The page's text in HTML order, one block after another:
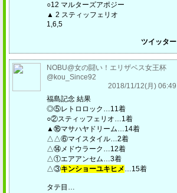
○12 マルターズアポジー
▲ 2 スティッフェリオ
1,6,5
ツイッター
NOBU@女の闘い！エリザベス女王杯
@kou_Since92
2018/11/12(月) 06:49
福島記念 結果
◎⑤レトロロック…11着
○②スティッフェリオ…1着
▲⑯マサハヤドリーム…14着
△△⑥マイスタイル…2着
△⑭メドウラーク…12着
△①エアアンセム…3着
△③キンショーユキヒメ…15着
タテ目…